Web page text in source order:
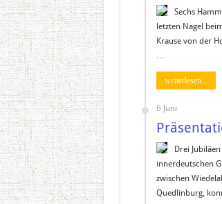
Sechs
letzten Nagel
Krause von der
weiterlesen...
6 Juni
Drei
innerdeutschen
zwischen
Quedlinburg,